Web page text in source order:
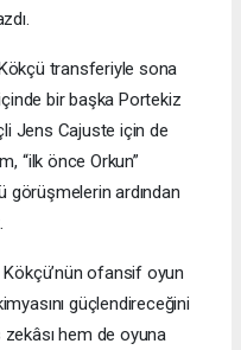
Kökçü transferiyle sona
bir başka Portekiz
Jens Cajuste için de
“ilk önce Orkun”
görüşmelerin ardından
ofansif oyun
güçlendireceğini
hem de oyuna